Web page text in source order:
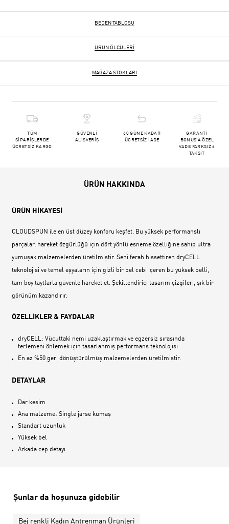
BEDEN TABLOSU
ÜRÜN ÖLÇÜLERI
MAĞAZA STOKLARI
TÜM
SİPARİŞLERDE
ÜCRETSİZ KARGO
GÜVENLİ
ALIŞVERİŞ
60 GÜNE KADAR
ÜCRETSİZ İADE
GARANTİ
BONUS'A ÖZEL
VADE FARKSIZ 6
TAKSİT
ÜRÜN HAKKINDA
ÜRÜN HİKAYESİ
CLOUDSPUN ile en üst düzey konforu keşfet. Bu yüksek performanslı
parçalar, hareket özgürlüğü için dört yönlü esneme özelliğine sahip ultra
yumuşak malzemelerden üretilmiştir. Seni ferah hissettiren dryCELL
teknolojisi ve temel eşyaların için gizli bir bel cebi içeren bu yüksek belli,
tam boy taytlarla güvenle hareket et. Şekillendirici tasarım çizgileri, şık bir
görünüm kazandırır.
ÖZELLİKLER & FAYDALAR
dryCELL: Vücuttaki nemi uzaklaştırmak ve egzersiz sırasında
terlemeni önlemek için tasarlanmış performans teknolojisi
En az %50 geri dönüştürülmüş malzemelerden üretilmiştir.
DETAYLAR
Dar kesim
Ana malzeme: Single jarse kumaş
Standart uzunluk
Yüksek bel
Arkada cep detayı
Şunlar da hoşunuza gidebilir
Bej renkli Kadın Antrenman Ürünleri